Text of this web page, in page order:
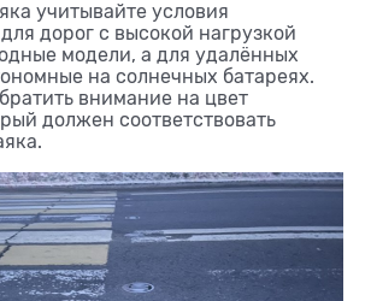
учитывайте условия
дорог с высокой нагрузкой
модели, а для удалённых
на солнечных батареях.
внимание на цвет
должен соответствовать